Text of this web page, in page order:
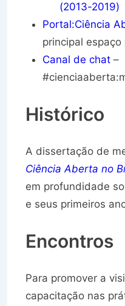
(2013-2019)
Portal:Ciência
principal
Canal de chat –
Histórico
A dissertação de
Ciência Aberta no
em profundidade
e seus primeiros
Encontros
Para promover a
capacitação nas